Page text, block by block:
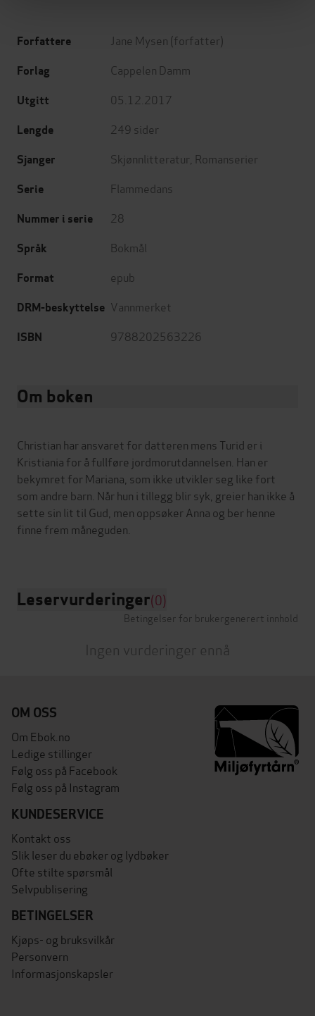
Forfattere Jane Mysen (forfatter)
Forlag Cappelen Damm
Utgitt 05.12.2017
Lengde 249 sider
Sjanger Skjønnlitteratur Romanserier
Serie Flammedans
Nummer i serie 28
Språk Bokmål
Format epub
DRM-beskyttelse Vannmerket
ISBN 9788202563226
Om boken
Christian har ansvaret for datteren mens Turid er i
Kristiania for å fullføre jordmorutdannelsen. Han er
bekymret for Mariana, som ikke utvikler seg like fort
som andre barn. Når hun i tillegg blir syk, greier han ikke å
sette sin lit til Gud, men oppsøker Anna og ber henne
finne frem måneguden.
Leservurderinger(0)
Betingelser for brukergenerert innhold
Ingen vurderinger ennå
OM OSS
Om Ebok.no
Ledige stillinger
Følg oss på Facebook
Følg oss på Instagram
KUNDESERVICE
Kontakt oss
Slik leser du ebøker og lydbøker
Ofte stilte spørsmål
Selvpublisering
BETINGELSER
Kjøps- og bruksvilkår
Personvern
Informasjonskapsler